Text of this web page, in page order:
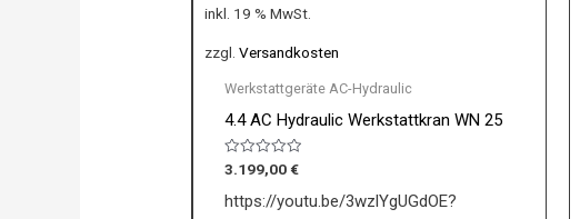
inkl. 19 % MwSt.
zzgl.Versandkosten
Werkstattgeräte AC-Hydraulic
4.4 AC Hydraulic Werkstattkran WN 25
Bewertet
0
von
3.199,00 €
https://youtu.be/3wzlYgUGdOE?